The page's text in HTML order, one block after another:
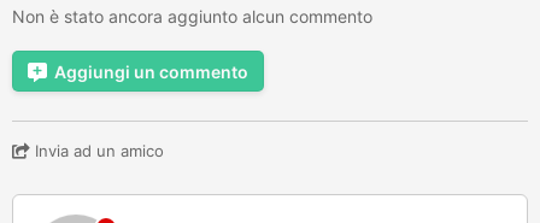
Non è stato ancora aggiunto alcun commento
Aggiungi un commento
Invia ad un amico